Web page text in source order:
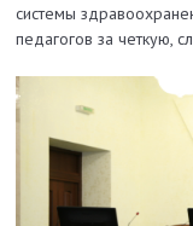
системы
педагогов за четкую,